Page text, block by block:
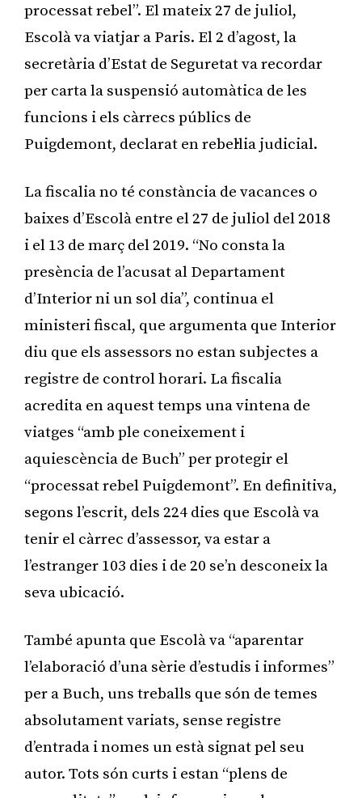
processat rebel”. El mateix 27 de juliol,
Escolà va viatjar a Paris. El 2 d’agost, la
secretària d’Estat de Seguretat va recordar
per carta la suspensió automàtica de les
funcions i els càrrecs públics de
Puigdemont, declarat en rebel·lia judicial.
La fiscalia no té constància de vacances o
baixes d’Escolà entre el 27 de juliol del 2018
i el 13 de març del 2019. “No consta la
presència de l’acusat al Departament
d’Interior ni un sol dia”, continua el
ministeri fiscal, que argumenta que Interior
diu que els assessors no estan subjectes a
registre de control horari. La fiscalia
acredita en aquest temps una vintena de
viatges “amb ple coneixement i
aquiescència de Buch” per protegir el
“processat rebel Puigdemont”. En definitiva,
segons l’escrit, dels 224 dies que Escolà va
tenir el càrrec d’assessor, va estar a
l’estranger 103 dies i de 20 se’n desconeix la
seva ubicació.
També apunta que Escolà va “aparentar
l’elaboració d’una sèrie d’estudis i informes”
per a Buch, uns treballs que són de temes
absolutament variats, sense registre
d’entrada i nomes un està signat pel seu
autor. Tots són curts i estan “plens de